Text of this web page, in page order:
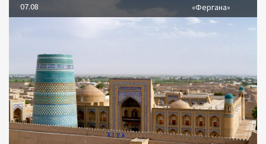
07.08 «Фергана»